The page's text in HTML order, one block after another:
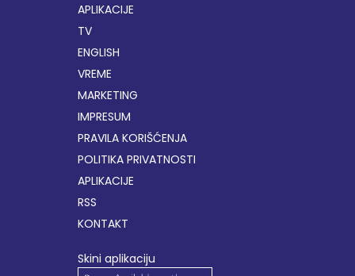
APLIKACIJE
TV
ENGLISH
VREME
MARKETING
IMPRESUM
PRAVILA KORIŠĆENJA
POLITIKA PRIVATNOSTI
APLIKACIJE
RSS
KONTAKT
Skini aplikaciju